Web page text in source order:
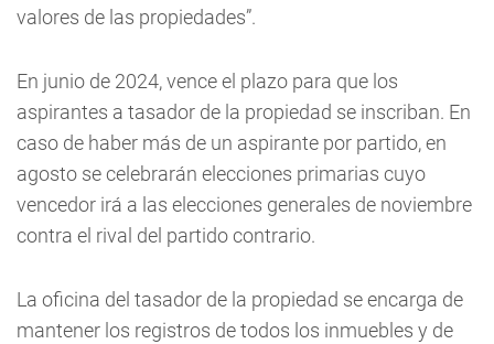
valores de las propiedades”.
En junio de 2024, vence el plazo para que los
aspirantes a tasador de la propiedad se inscriban. En
caso de haber más de un aspirante por partido, en
agosto se celebrarán elecciones primarias cuyo
vencedor irá a las elecciones generales de noviembre
contra el rival del partido contrario.
La oficina del tasador de la propiedad se encarga de
mantener los registros de todos los inmuebles y de